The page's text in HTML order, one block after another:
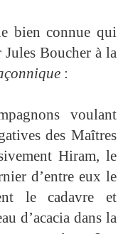
bien connue qui
Jules Boucher à la
:
voulant
des Maîtres
Hiram, le
d’entre eux le
le cadavre et
d’acacia dans la